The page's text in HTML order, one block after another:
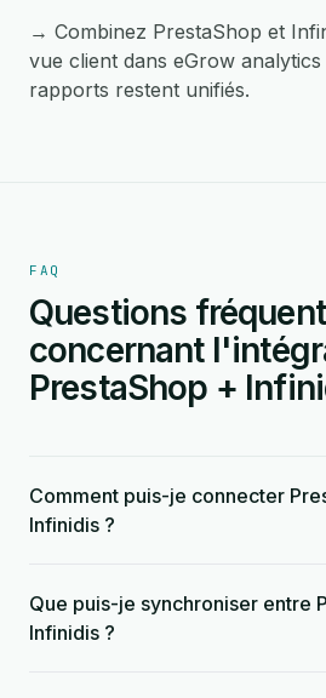
→ Combinez PrestaShop et
vue client dans eGrow
rapports restent unifiés.
FAQ
Questions
concernant
PrestaShop +
Comment puis-je connecter
Infinidis ?
Que puis-je synchroniser entre
Infinidis ?